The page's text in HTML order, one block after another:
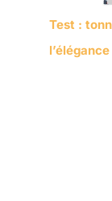
Test :